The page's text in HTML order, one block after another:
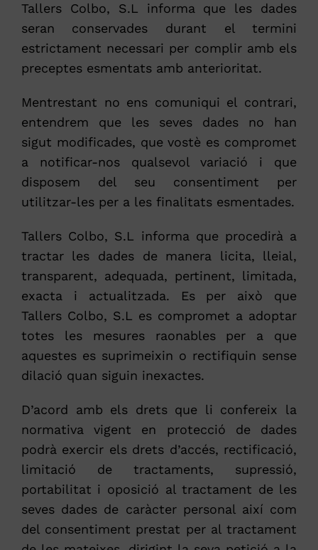
Tallers Colbo, S.L informa que les dades
seran conservades durant el termini
estrictament necessari per complir amb els
preceptes esmentats amb anterioritat.
Mentrestant no ens comuniqui el contrari,
entendrem que les seves dades no han
sigut modificades, que vostè es compromet
a notificar-nos qualsevol variació i que
disposem del seu consentiment per
utilitzar-les per a les finalitats esmentades.
Tallers Colbo, S.L informa que procedirà a
tractar les dades de manera licita, lleial,
transparent, adequada, pertinent, limitada,
exacta i actualitzada. Es per això que
Tallers Colbo, S.L es compromet a adoptar
totes les mesures raonables per a que
aquestes es suprimeixin o rectifiquin sense
dilació quan siguin inexactes.
D’acord amb els drets que li confereix la
normativa vigent en protecció de dades
podrà exercir els drets d’accés, rectificació,
limitació de tractaments, supressió,
portabilitat i oposició al tractament de les
seves dades de caràcter personal així com
del consentiment prestat per al tractament